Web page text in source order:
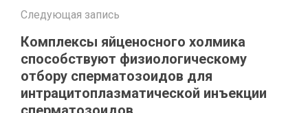
Следующая запись
Комплексы яйценосного холмика
способствуют физиологическому
отбору сперматозоидов для
интрацитоплазматической инъекции